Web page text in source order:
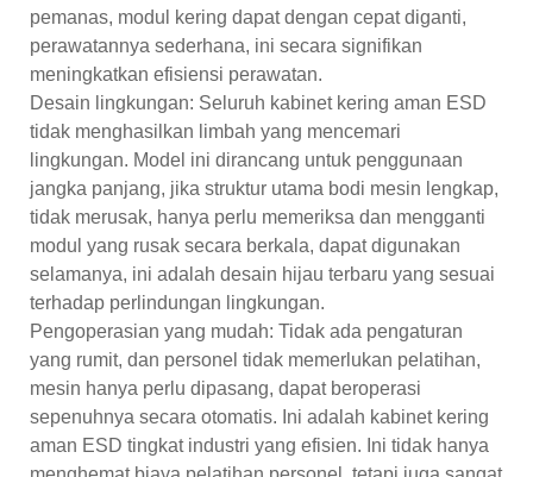
pemanas, modul kering dapat dengan cepat diganti,
perawatannya sederhana, ini secara signifikan
meningkatkan efisiensi perawatan.
Desain lingkungan: Seluruh kabinet kering aman ESD
tidak menghasilkan limbah yang mencemari
lingkungan. Model ini dirancang untuk penggunaan
jangka panjang, jika struktur utama bodi mesin lengkap,
tidak merusak, hanya perlu memeriksa dan mengganti
modul yang rusak secara berkala, dapat digunakan
selamanya, ini adalah desain hijau terbaru yang sesuai
terhadap perlindungan lingkungan.
Pengoperasian yang mudah: Tidak ada pengaturan
yang rumit, dan personel tidak memerlukan pelatihan,
mesin hanya perlu dipasang, dapat beroperasi
sepenuhnya secara otomatis. Ini adalah kabinet kering
aman ESD tingkat industri yang efisien. Ini tidak hanya